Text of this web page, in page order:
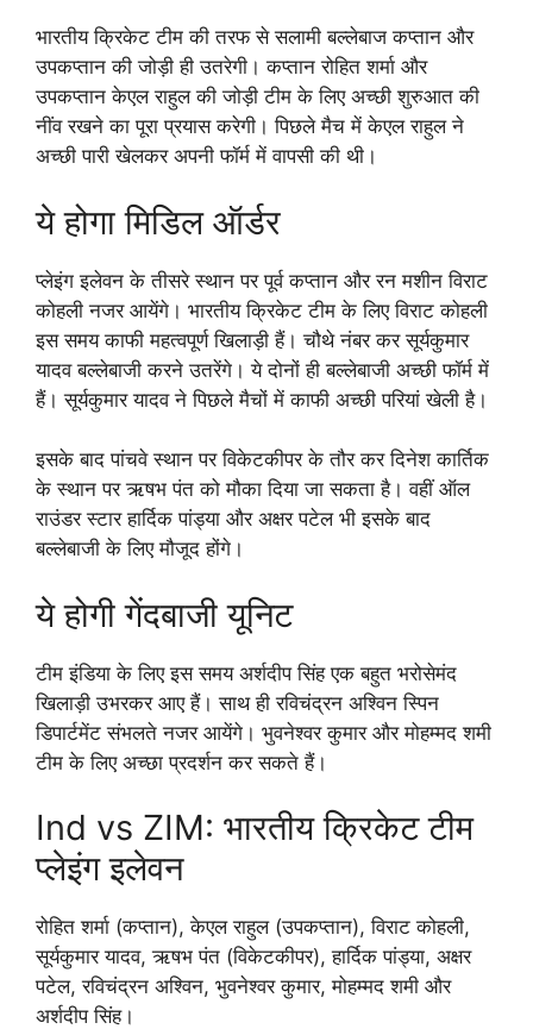
भारतीय क्रिकेट टीम की तरफ से सलामी बल्लेबाज कप्तान और
उपकप्तान की जोड़ी ही उतरेगी। कप्तान रोहित शर्मा और
उपकप्तान केएल राहुल की जोड़ी टीम के लिए अच्छी शुरुआत की
नींव रखने का पूरा प्रयास करेगी। पिछले मैच में केएल राहुल ने
अच्छी पारी खेलकर अपनी फॉर्म में वापसी की थी।
ये होगा मिडिल ऑर्डर
प्लेइंग इलेवन के तीसरे स्थान पर पूर्व कप्तान और रन मशीन विराट
कोहली नजर आयेंगे। भारतीय क्रिकेट टीम के लिए विराट कोहली
इस समय काफी महत्वपूर्ण खिलाड़ी हैं। चौथे नंबर कर सूर्यकुमार
यादव बल्लेबाजी करने उतरेंगे। ये दोनों ही बल्लेबाजी अच्छी फॉर्म में
हैं। सूर्यकुमार यादव ने पिछले मैचों में काफी अच्छी परियां खेली है।
इसके बाद पांचवे स्थान पर विकेटकीपर के तौर कर दिनेश कार्तिक
के स्थान पर ऋषभ पंत को मौका दिया जा सकता है। वहीं ऑल
राउंडर स्टार हार्दिक पांड्या और अक्षर पटेल भी इसके बाद
बल्लेबाजी के लिए मौजूद होंगे।
ये होगी गेंदबाजी यूनिट
टीम इंडिया के लिए इस समय अर्शदीप सिंह एक बहुत भरोसेमंद
खिलाड़ी उभरकर आए हैं। साथ ही रविचंद्रन अश्विन स्पिन
डिपार्टमेंट संभलते नजर आयेंगे। भुवनेश्वर कुमार और मोहम्मद शमी
टीम के लिए अच्छा प्रदर्शन कर सकते हैं।
Ind vs ZIM: भारतीय क्रिकेट टीम
प्लेइंग इलेवन
रोहित शर्मा (कप्तान), केएल राहुल (उपकप्तान), विराट कोहली,
सूर्यकुमार यादव, ऋषभ पंत (विकेटकीपर), हार्दिक पांड्या, अक्षर
पटेल, रविचंद्रन अश्विन, भुवनेश्वर कुमार, मोहम्मद शमी और
अर्शदीप सिंह।